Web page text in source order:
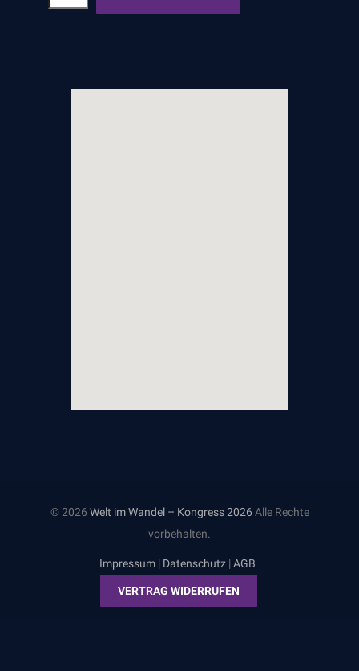
Tages
2026
© 2026 Welt im Wandel – Kongress 2026 Alle Rechte
vorbehalten.
Impressum| Datenschutz| AGB
VERTRAG WIDERRUFEN